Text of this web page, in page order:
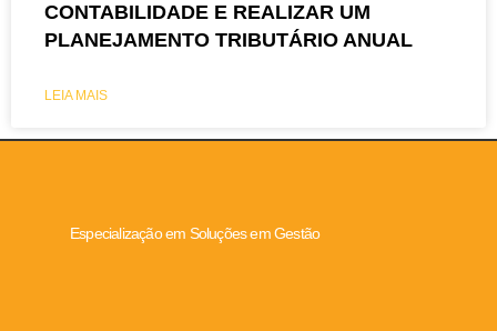
CONTABILIDADE E REALIZAR UM
PLANEJAMENTO TRIBUTÁRIO ANUAL
LEIA MAIS
Especialização em Soluções em Gestão